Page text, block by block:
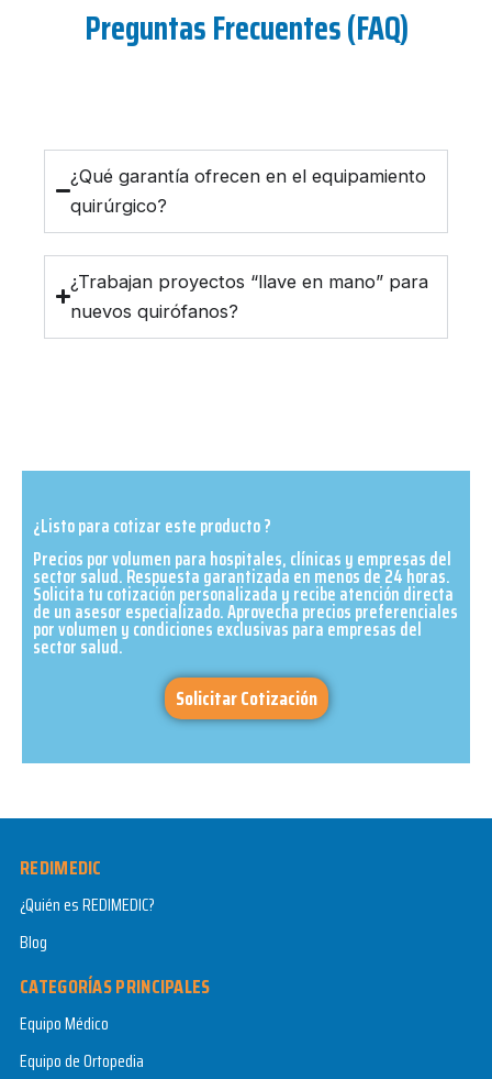
Preguntas Frecuentes (FAQ)
¿Qué garantía ofrecen en el equipamiento
quirúrgico?
¿Trabajan proyectos “llave en mano” para
nuevos quirófanos?
¿Listo para cotizar este producto ?
Precios por volumen para hospitales, clínicas y empresas del
sector salud. Respuesta garantizada en menos de 24 horas.
Solicita tu cotización personalizada y recibe atención directa
de un asesor especializado. Aprovecha precios preferenciales
por volumen y condiciones exclusivas para empresas del
sector salud.​
Solicitar Cotización
REDIMEDIC
¿Quién es REDIMEDIC?
Blog
CATEGORÍAS PRINCIPALES
Equipo Médico
Equipo de Ortopedia